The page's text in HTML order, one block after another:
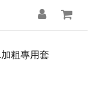
粗專用套